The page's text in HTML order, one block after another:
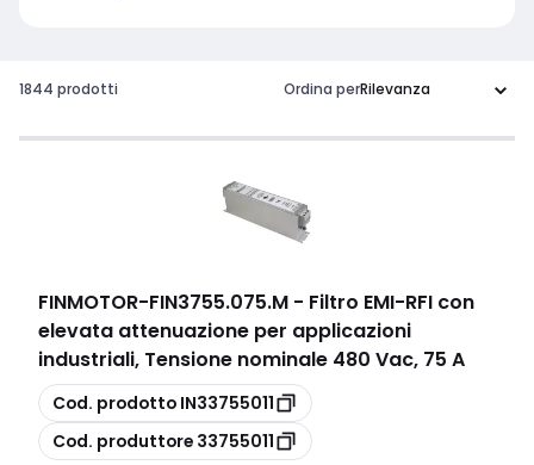
1844 prodotti Ordina per
FINMOTOR-FIN3755.075.M - Filtro EMI-RFI con
elevata attenuazione per applicazioni
industriali, Tensione nominale 480 Vac, 75 A
copia
Cod. prodotto IN33755011
copia
Cod. produttore 33755011